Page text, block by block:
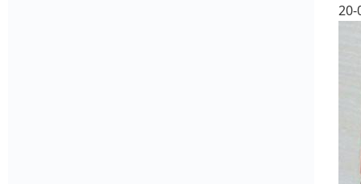
20-